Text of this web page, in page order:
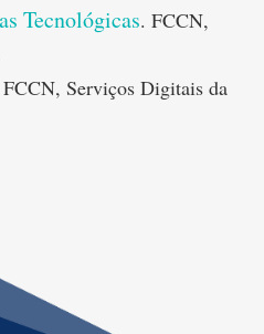
Tecnológicas. FCCN,
Serviços Digitais da